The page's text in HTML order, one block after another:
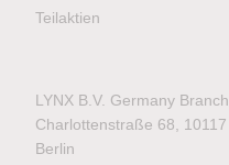
Teilaktien
LYNX B.V. Germany Branch
Charlottenstraße 68, 10117
Berlin